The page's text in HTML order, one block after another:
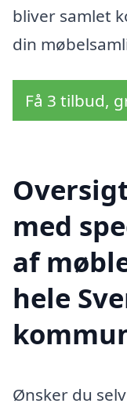
bliver samlet
din
Få 3 tilbud,
med
af
hele
Ønsker du